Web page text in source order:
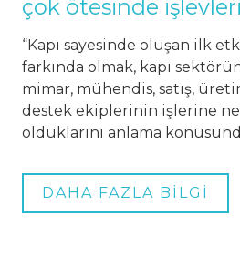
çok ötesinde
“Kapı sayesinde oluşan ilk
farkında olmak, kapı
mimar, mühendis, satış,
destek ekiplerinin işlerine
olduklarını anlama
DAHA FAZLA BİLGİ